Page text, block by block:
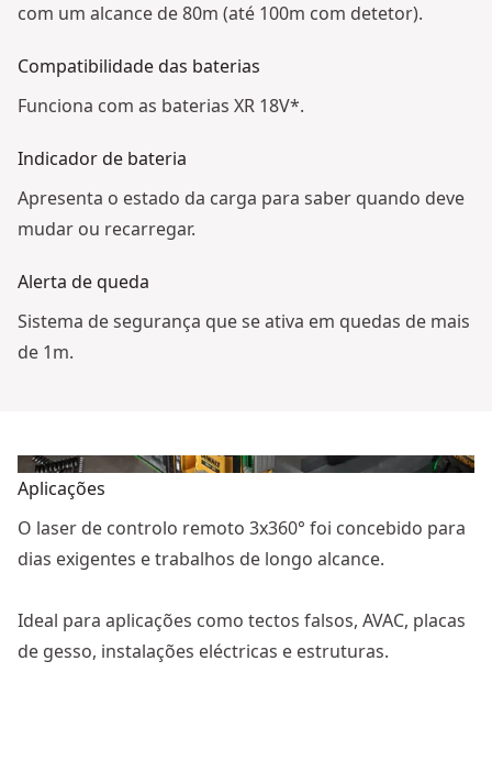
com um alcance de 80m (até 100m com detetor).
Compatibilidade das baterias
Funciona com as baterias XR 18V*.
Indicador de bateria
Apresenta o estado da carga para saber quando deve
mudar ou recarregar.
Alerta de queda
Sistema de segurança que se ativa em quedas de mais
de 1m.
Aplicações
O laser de controlo remoto 3x360° foi concebido para
dias exigentes e trabalhos de longo alcance.
Ideal para aplicações como tectos falsos, AVAC, placas
de gesso, instalações eléctricas e estruturas.